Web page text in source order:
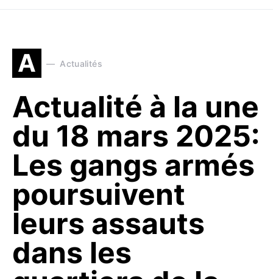
A Actualités
Actualité à la une
du 18 mars 2025:
Les gangs armés
poursuivent
leurs assauts
dans les